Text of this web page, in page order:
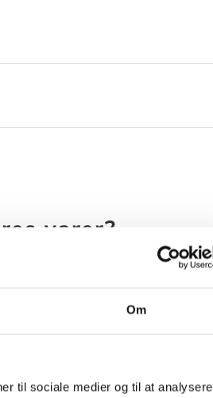
Om
til sociale medier og til at analysere
varer?
dig hurtigst muligt.